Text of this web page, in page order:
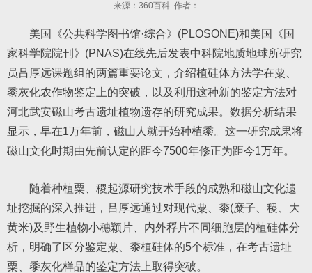
来源：360百科 作者：
美国《公共科学图书馆·综合》(PLOSONE)和美国《国
家科学院院刊》(PNAS)在线先后发表中科院地质地球所研究
员吕厚远课题组的两篇重要论文，介绍植硅体方法学在粟、
黍灰化农作物鉴定上的突破，以及利用这种新的鉴定方法对
河北武安磁山考古遗址植物遗存的研究成果。数据分析结果
显示，早在1万年前，磁山人就开始种植黍。这一研究成果将
磁山文化时期由先前认定的距今7500年修正为距今1万年。
随着种植粟、稷起源研究技术手段的成熟和磁山文化遗
址挖掘的深入推进，吕厚远通过对现代粟、黍(糜子、稷、大
黄米)及野生植物小穗颖片、内外稃片不同细胞层的植硅体分
析，明确了区分鉴定粟、黍植硅体的5个标准，在考古遗址
粟、黍灰化样品的鉴定方法上取得突破。